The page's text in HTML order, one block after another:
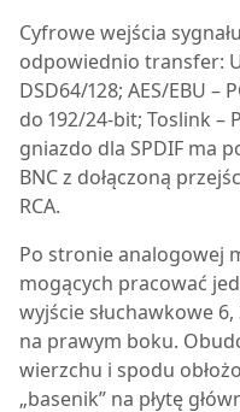
Cyfrowe wejścia
odpowiednio transfer:
DSD64/128; AES/EBU –
do 192/24-bit; Toslink –
gniazdo dla SPDIF ma
BNC z dołączoną
RCA.
Po stronie analogowej
mogących pracować
wyjście słuchawkowe
na prawym boku.
wierzchu i spodu
„basenik” na płytę